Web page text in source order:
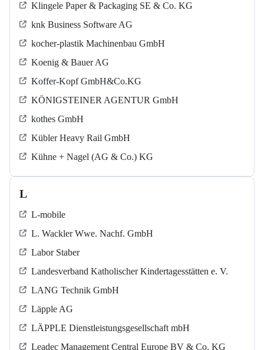
Klingele Paper & Packaging SE & Co. KG
knk Business Software AG
kocher-plastik Machinenbau GmbH
Koenig & Bauer AG
Koffer-Kopf GmbH&Co.KG
KÖNIGSTEINER AGENTUR GmbH
kothes GmbH
Kübler Heavy Rail GmbH
Kühne + Nagel (AG & Co.) KG
L
L-mobile
L. Wackler Wwe. Nachf. GmbH
Labor Staber
Landesverband Katholischer Kindertagesstätten e. V.
LANG Technik GmbH
Läpple AG
LÄPPLE Dienstleistungsgesellschaft mbH
Leadec Management Central Europe BV & Co. KG